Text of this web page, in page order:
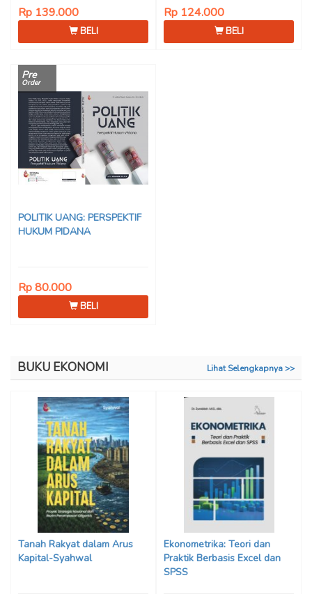
Rp 139.000
BELI
Rp 124.000
BELI
Pre
Order
POLITIK UANG: PERSPEKTIF
HUKUM PIDANA
Rp 80.000
BELI
BUKU EKONOMI Lihat Selengkapnya >>
Tanah Rakyat dalam Arus
Kapital-Syahwal
Ekonometrika: Teori dan
Praktik Berbasis Excel dan
SPSS